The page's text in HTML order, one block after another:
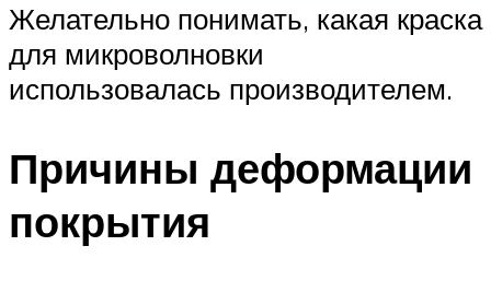
Желательно понимать, какая краска
для микроволновки
использовалась производителем.
Причины деформации
покрытия